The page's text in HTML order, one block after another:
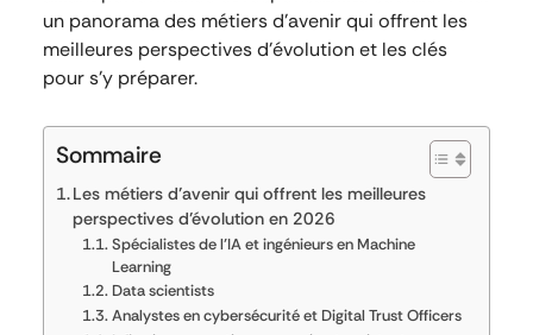
un panorama des métiers d’avenir qui offrent les
meilleures perspectives d’évolution et les clés
pour s’y préparer.
Sommaire
Les métiers d’avenir qui offrent les meilleures
perspectives d’évolution en 2026
Spécialistes de l’IA et ingénieurs en Machine
Learning
Data scientists
Analystes en cybersécurité et Digital Trust Officers